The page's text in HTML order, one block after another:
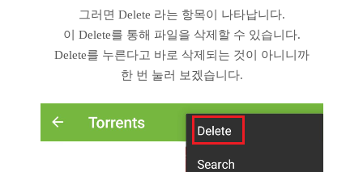
그러면 Delete 라는 항목이 나타납니다.
이 Delete를 통해 파일을 삭제할 수 있습니다.
Delete를 누른다고 바로 삭제되는 것이 아니니까
한 번 눌러 보겠습니다.